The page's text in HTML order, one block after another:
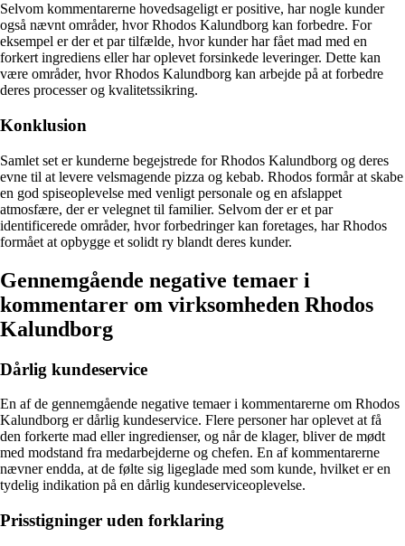
Selvom kommentarerne hovedsageligt er positive, har nogle kunder
også nævnt områder, hvor Rhodos Kalundborg kan forbedre. For
eksempel er der et par tilfælde, hvor kunder har fået mad med en
forkert ingrediens eller har oplevet forsinkede leveringer. Dette kan
være områder, hvor Rhodos Kalundborg kan arbejde på at forbedre
deres processer og kvalitetssikring.
Konklusion
Samlet set er kunderne begejstrede for Rhodos Kalundborg og deres
evne til at levere velsmagende pizza og kebab. Rhodos formår at skabe
en god spiseoplevelse med venligt personale og en afslappet
atmosfære, der er velegnet til familier. Selvom der er et par
identificerede områder, hvor forbedringer kan foretages, har Rhodos
formået at opbygge et solidt ry blandt deres kunder.
Gennemgående negative temaer i
kommentarer om virksomheden Rhodos
Kalundborg
Dårlig kundeservice
En af de gennemgående negative temaer i kommentarerne om Rhodos
Kalundborg er dårlig kundeservice. Flere personer har oplevet at få
den forkerte mad eller ingredienser, og når de klager, bliver de mødt
med modstand fra medarbejderne og chefen. En af kommentarerne
nævner endda, at de følte sig ligeglade med som kunde, hvilket er en
tydelig indikation på en dårlig kundeserviceoplevelse.
Prisstigninger uden forklaring